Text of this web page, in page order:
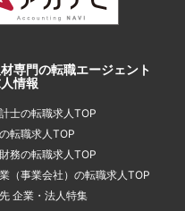
専門の転職エージェント
情報
士の転職求人TOP
転職求人TOP
務の転職求人TOP
（事業会社）の転職求人TOP
企業・法人特集